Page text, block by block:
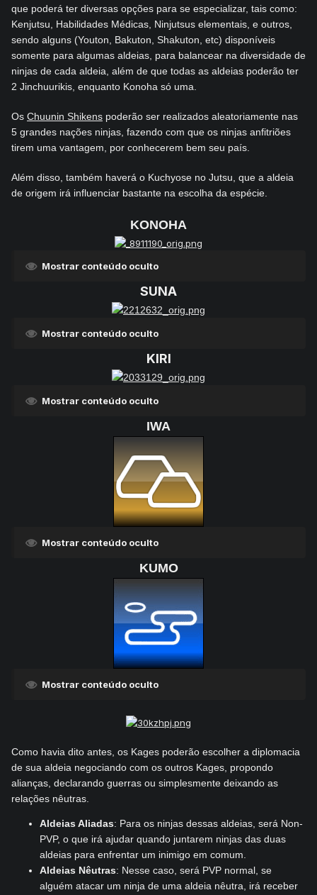
que poderá ter diversas opções para se especializar, tais como:
Kenjutsu, Habilidades Médicas, Ninjutsus elementais, e outros,
sendo alguns (Youton, Bakuton, Shakuton, etc) disponíveis
somente para algumas aldeias, para balancear na diversidade de
ninjas de cada aldeia, além de que todas as aldeias poderão ter
2 Jinchuurikis, enquanto Konoha só uma.
Os Chuunin Shikens poderão ser realizados aleatoriamente nas
5 grandes nações ninjas, fazendo com que os ninjas anfitriões
tirem uma vantagem, por conhecerem bem seu país.
Além disso, também haverá o Kuchyose no Jutsu, que a aldeia
de origem irá influenciar bastante na escolha da espécie.
KONOHA
Mostrar conteúdo oculto
SUNA
Mostrar conteúdo oculto
KIRI
Mostrar conteúdo oculto
IWA
Mostrar conteúdo oculto
KUMO
Mostrar conteúdo oculto
Como havia dito antes, os Kages poderão escolher a diplomacia
de sua aldeia negociando com os outros Kages, propondo
alianças, declarando guerras ou simplesmente deixando as
relações nêutras.
Aldeias Aliadas: Para os ninjas dessas aldeias, será Non-
PVP, o que irá ajudar quando juntarem ninjas das duas
aldeias para enfrentar um inimigo em comum.
Aldeias Nêutras: Nesse caso, será PVP normal, se
alguém atacar um ninja de uma aldeia nêutra, irá receber